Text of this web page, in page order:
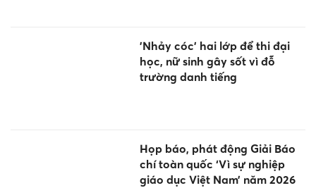
'Nhảy cóc' hai lớp để thi đại
học, nữ sinh gây sốt vì đỗ
trường danh tiếng
Họp báo, phát động Giải Báo
chí toàn quốc ‘Vì sự nghiệp
giáo dục Việt Nam’ năm 2026